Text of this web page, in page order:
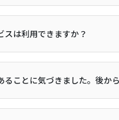
は利用できますか？
ことに気づきました。後か